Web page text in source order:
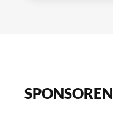
SPONSOREN